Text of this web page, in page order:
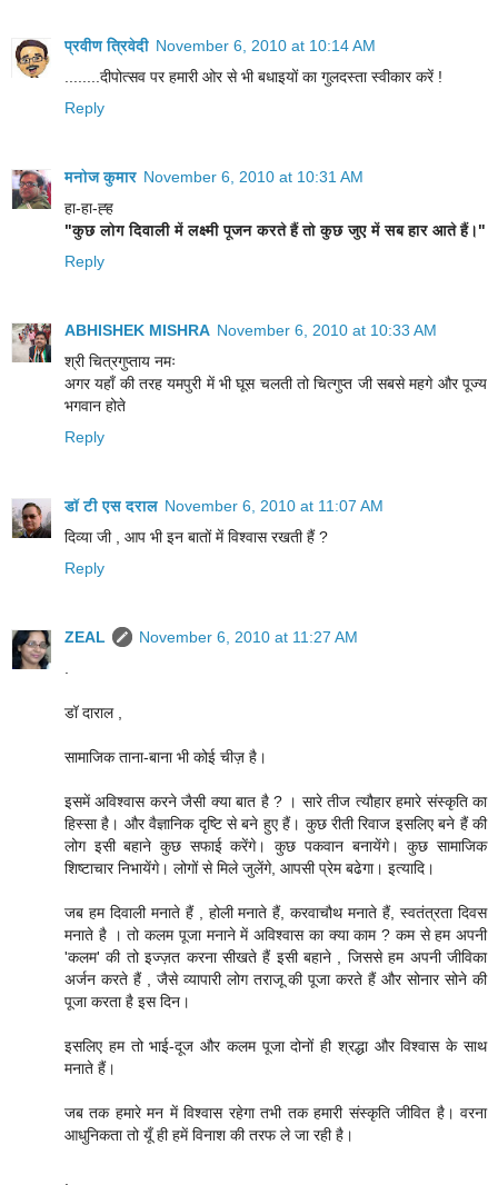
प्रवीण त्रिवेदी November 6, 2010 at 10:14 AM
........दीपोत्सव पर हमारी ओर से भी बधाइयों का गुलदस्ता स्वीकार करें !
Reply
मनोज कुमार November 6, 2010 at 10:31 AM
हा-हा-ह्ह
"कुछ लोग दिवाली में लक्ष्मी पूजन करते हैं तो कुछ जुए में सब हार आते हैं।"
Reply
ABHISHEK MISHRA November 6, 2010 at 10:33 AM
श्री चित्रगुप्ताय नमः
अगर यहाँ की तरह यमपुरी में भी घूस चलती तो चित्गुप्त जी सबसे महगे और पूज्य
भगवान होते
Reply
डॉ टी एस दराल November 6, 2010 at 11:07 AM
दिव्या जी , आप भी इन बातों में विश्वास रखती हैं ?
Reply
ZEAL
November 6, 2010 at 11:27 AM
डॉ दाराल ,
सामाजिक ताना-बाना भी कोई चीज़ है।
इसमें अविश्वास करने जैसी क्या बात है ? । सारे तीज त्यौहार हमारे संस्कृति का
हिस्सा है। और वैज्ञानिक दृष्टि से बने हुए हैं। कुछ रीती रिवाज इसलिए बने हैं की
लोग इसी बहाने कुछ सफाई करेंगे। कुछ पकवान बनायेंगे। कुछ सामाजिक
शिष्टाचार निभायेंगे। लोगों से मिले जुलेंगे, आपसी प्रेम बढेगा। इत्यादि।
जब हम दिवाली मनाते हैं , होली मनाते हैं, करवाचौथ मनाते हैं, स्वतंत्रता दिवस
मनाते है । तो कलम पूजा मनाने में अविश्वास का क्या काम ? कम से हम अपनी
'कलम' की तो इज्ज़त करना सीखते हैं इसी बहाने , जिससे हम अपनी जीविका
अर्जन करते हैं , जैसे व्यापारी लोग तराजू की पूजा करते हैं और सोनार सोने की
पूजा करता है इस दिन।
इसलिए हम तो भाई-दूज और कलम पूजा दोनों ही श्रद्धा और विश्वास के साथ
मनाते हैं।
जब तक हमारे मन में विश्वास रहेगा तभी तक हमारी संस्कृति जीवित है। वरना
आधुनिकता तो यूँ ही हमें विनाश की तरफ ले जा रही है।